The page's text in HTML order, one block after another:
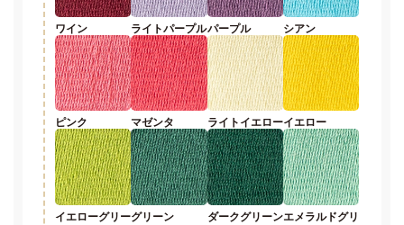
ワイン ライトパープルパープル シアン
ピンク マゼンタ ライトイエローイエロー
イエローグリーグリーン ダークグリーンエメラルドグリ